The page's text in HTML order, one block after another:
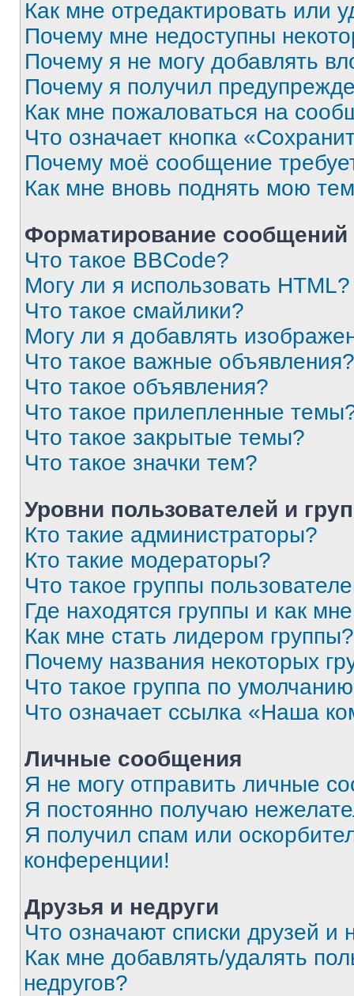
Как мне отредактировать или
Почему мне недоступны
Почему я не могу добавлять
Почему я получил
Как мне пожаловаться на
Что означает кнопка
Почему моё сообщение
Как мне вновь поднять мою
Форматирование
Что такое BBCode?
Могу ли я использовать HTML?
Что такое смайлики?
Могу ли я добавлять
Что такое важные объявления?
Что такое объявления?
Что такое прилепленные
Что такое закрытые темы?
Что такое значки тем?
Уровни пользователей и
Кто такие администраторы?
Кто такие модераторы?
Что такое группы
Где находятся группы и как
Как мне стать лидером группы?
Почему названия некоторых
Что такое группа по
Что означает ссылка «Наша
Личные сообщения
Я не могу отправить личные
Я постоянно получаю
Я получил спам или
конференции!
Друзья и недруги
Что означают списки друзей и
Как мне добавлять/удалять
недругов?